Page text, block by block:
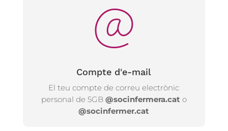
Compte d'e-mail
El teu compte de correu electrònic
personal de 5GB @socinfermera.cat o
@socinfermer.cat